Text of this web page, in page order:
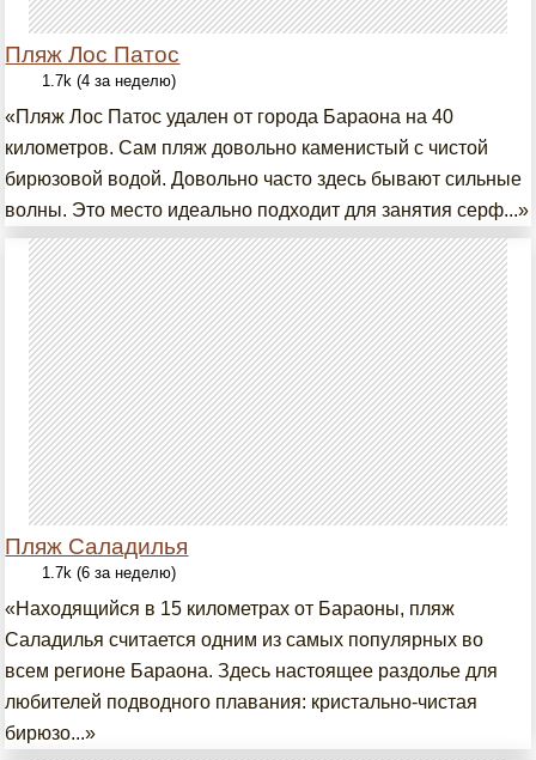
Пляж Лос Патос
1.7k (4 за неделю)
«Пляж Лос Патос удален от города Бараона на 40
километров. Сам пляж довольно каменистый с чистой
бирюзовой водой. Довольно часто здесь бывают сильные
волны. Это место идеально подходит для занятия серф...»
Пляж Саладилья
1.7k (6 за неделю)
«Находящийся в 15 километрах от Бараоны, пляж
Саладилья считается одним из самых популярных во
всем регионе Бараона. Здесь настоящее раздолье для
любителей подводного плавания: кристально-чистая
бирюзо...»